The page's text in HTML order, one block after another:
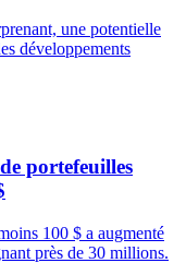
une potentielle
développements
portefeuilles
100 $ a augmenté
près de 30 millions.